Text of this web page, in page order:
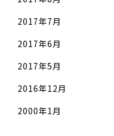
2017年7月
2017年6月
2017年5月
2016年12月
2000年1月